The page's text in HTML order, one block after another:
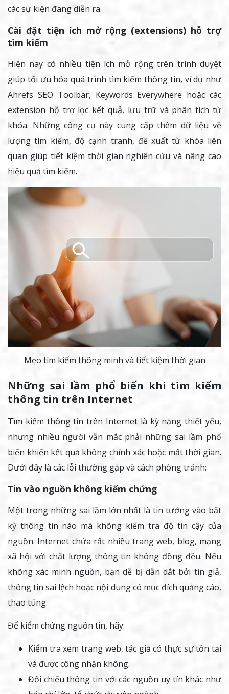
các sự kiện đang diễn ra.
Cài đặt tiện ích mở rộng (extensions) hỗ trợ
tìm kiếm
Hiện nay có nhiều tiện ích mở rộng trên trình duyệt
giúp tối ưu hóa quá trình tìm kiếm thông tin, ví dụ như
Ahrefs SEO Toolbar, Keywords Everywhere hoặc các
extension hỗ trợ lọc kết quả, lưu trữ và phân tích từ
khóa. Những công cụ này cung cấp thêm dữ liệu về
lượng tìm kiếm, độ cạnh tranh, đề xuất từ khóa liên
quan giúp tiết kiệm thời gian nghiên cứu và nâng cao
hiệu quả tìm kiếm.
Mẹo tìm kiếm thông minh và tiết kiệm thời gian
Những sai lầm phổ biến khi tìm kiếm
thông tin trên Internet
Tìm kiếm thông tin trên Internet là kỹ năng thiết yếu,
nhưng nhiều người vẫn mắc phải những sai lầm phổ
biến khiến kết quả không chính xác hoặc mất thời gian.
Dưới đây là các lỗi thường gặp và cách phòng tránh:
Tin vào nguồn không kiểm chứng
Một trong những sai lầm lớn nhất là tin tưởng vào bất
kỳ thông tin nào mà không kiểm tra độ tin cậy của
nguồn. Internet chứa rất nhiều trang web, blog, mạng
xã hội với chất lượng thông tin không đồng đều. Nếu
không xác minh nguồn, bạn dễ bị dẫn dắt bởi tin giả,
thông tin sai lệch hoặc nội dung có mục đích quảng cáo,
thao túng.
Để kiểm chứng nguồn tin, hãy:
Kiểm tra xem trang web, tác giả có thực sự tồn tại
và được công nhận không.
Đối chiếu thông tin với các nguồn uy tín khác như